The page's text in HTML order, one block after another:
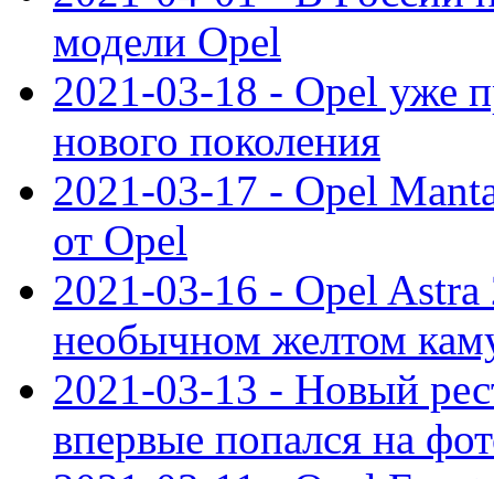
модели Opel
2021-03-18 - Opel уже
нового поколения
2021-03-17 - Opel
от Opel
2021-03-16 - Opel Astra
необычном желтом
2021-03-13 - Новый
впервые попался на